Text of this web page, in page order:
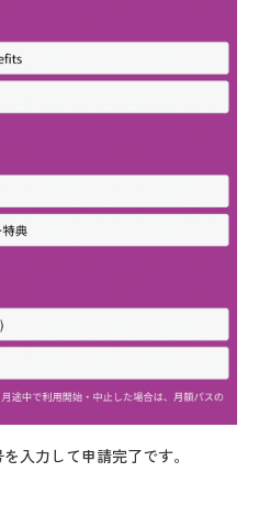
入力して申請完了です。